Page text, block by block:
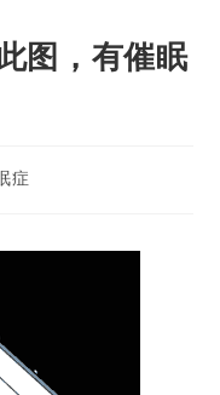
图，有催眠
症